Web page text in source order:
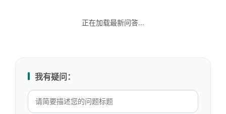
正在加载最新问答...
我有疑问：